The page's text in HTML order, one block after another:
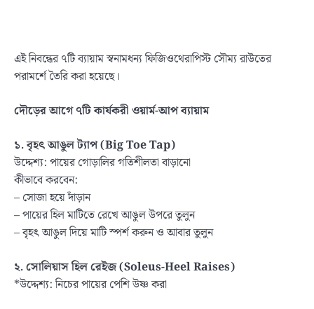
এই নিবন্ধের ৭টি ব্যায়াম স্বনামধন্য ফিজিওথেরাপিস্ট সৌম্য রাউতের
পরামর্শে তৈরি করা হয়েছে।
দৌড়ের আগে ৭টি কার্যকরী ওয়ার্ম-আপ ব্যায়াম
১. বৃহৎ আঙুল ট্যাপ (Big Toe Tap)
উদ্দেশ্য: পায়ের গোড়ালির গতিশীলতা বাড়ানো
কীভাবে করবেন:
– সোজা হয়ে দাঁড়ান
– পায়ের হিল মাটিতে রেখে আঙুল উপরে তুলুন
– বৃহৎ আঙুল দিয়ে মাটি স্পর্শ করুন ও আবার তুলুন
২. সোলিয়াস হিল রেইজ (Soleus-Heel Raises)
*উদ্দেশ্য: নিচের পায়ের পেশি উষ্ণ করা